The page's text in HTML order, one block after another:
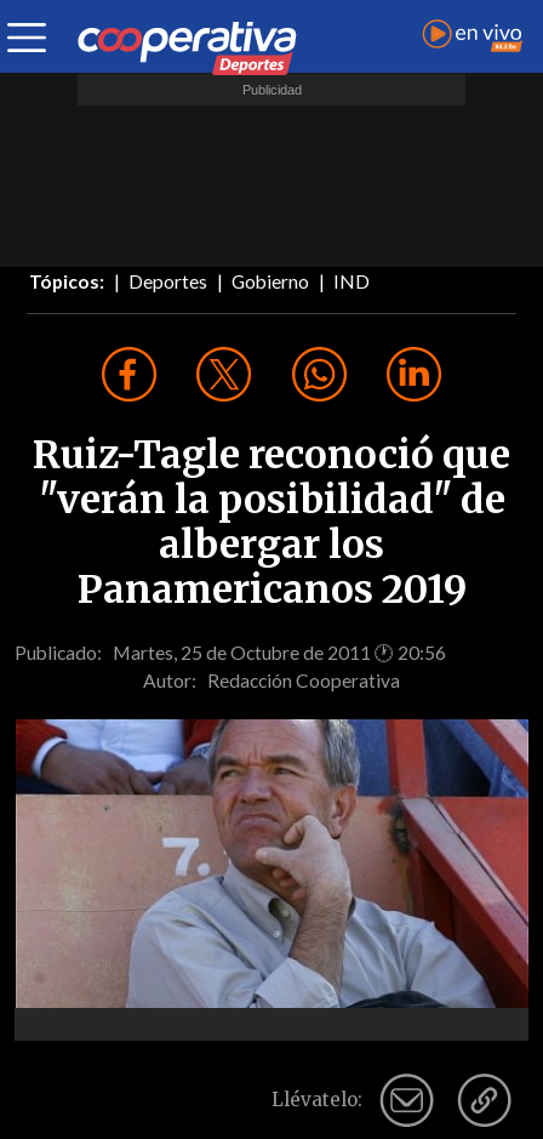
Tópicos: Deportes Gobierno IND
Ruiz-Tagle reconoció que
"verán la posibilidad" de
albergar los
Panamericanos 2019
Publicado: Martes, 25 de Octubre de 2011 🕐 20:56
Autor: Redacción Cooperativa
Llévatelo: